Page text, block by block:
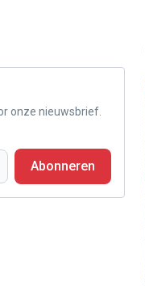
onze nieuwsbrief.
Abonneren